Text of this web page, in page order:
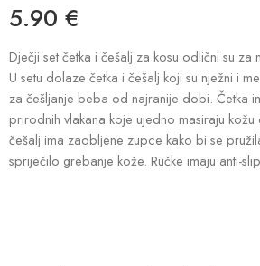
5.90 €
Dječji set četka i češalj za kosu odlični su za
U setu dolaze četka i češalj koji su nježni i
za češljanje beba od najranije dobi. Četka
prirodnih vlakana koje ujedno masiraju
češalj ima zaobljene zupce kako bi se
spriječilo grebanje kože. Ručke imaju anti-